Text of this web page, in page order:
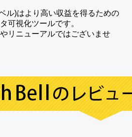
ル)はより高い収益を得るための
可視化ツールです。
リニューアルではございませ